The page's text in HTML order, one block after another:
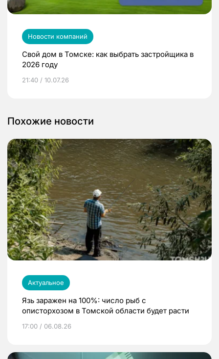
Новости компаний
Свой дом в Томске: как выбрать застройщика в
2026 году
21:40 / 10.07.26
Похожие новости
Актуальное
Язь заражен на 100%: число рыб с
описторхозом в Томской области будет расти
17:00 / 06.08.26